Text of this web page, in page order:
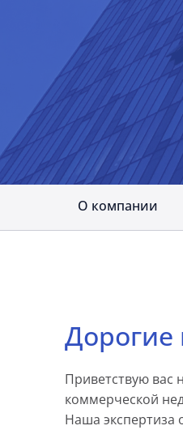
О компании
Дорогие
Приветствую вас
коммерческой
Наша